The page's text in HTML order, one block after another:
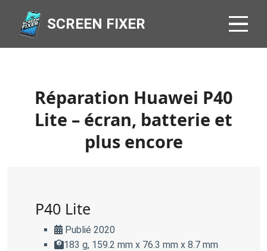
SCREEN FIXER
Réparation Huawei P40
Lite – écran, batterie et
plus encore
P40 Lite
Publié 2020
183 g, 159.2 mm x 76.3 mm x 8.7 mm